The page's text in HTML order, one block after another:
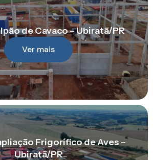
de Cavaco – Ubiratã/PR
Ver mais
Frigorífico de Aves –
Ubiratã/PR